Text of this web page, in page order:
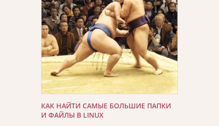
КАК НАЙТИ САМЫЕ БОЛЬШИЕ ПАПКИ
И ФАЙЛЫ В LINUX